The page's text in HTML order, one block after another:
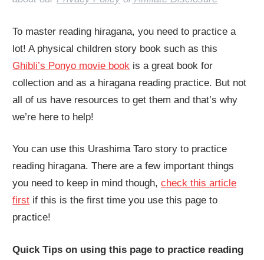
To master reading hiragana, you need to practice a
lot! A physical children story book such as this
Ghibli’s Ponyo movie book is a great book for
collection and as a hiragana reading practice. But not
all of us have resources to get them and that’s why
we’re here to help!
You can use this Urashima Taro story to practice
reading hiragana. There are a few important things
you need to keep in mind though,check this article
first if this is the first time you use this page to
practice!
Quick Tips on using this page to practice reading